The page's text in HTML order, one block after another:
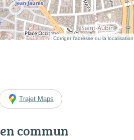
Corriger l’adresse ou la localisation
Trajet Maps
commun